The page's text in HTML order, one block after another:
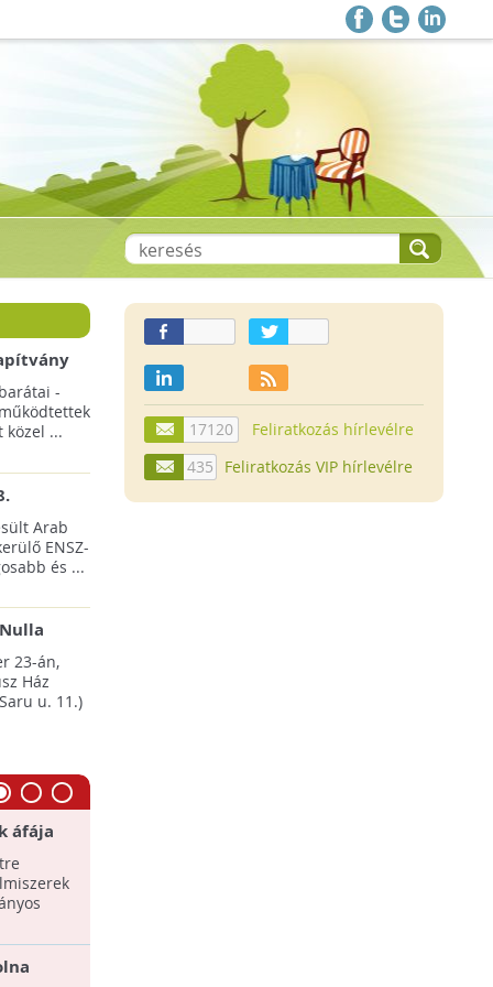
-
közel ...
Arab
ENSZ-
és ...
23-án,
Ház
u. 11.)
áfája
17120
Feliratkozás hírlevélre
435
Feliratkozás VIP hírlevélre